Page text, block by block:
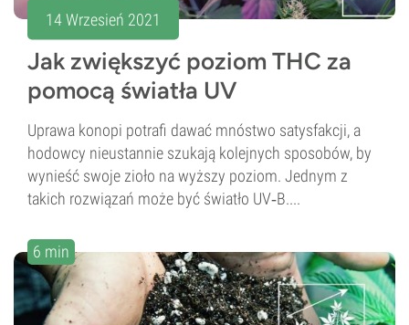
14 Wrzesień 2021
Jak zwiększyć poziom THC za
pomocą światła UV
Uprawa konopi potrafi dawać mnóstwo satysfakcji, a
hodowcy nieustannie szukają kolejnych sposobów, by
wynieść swoje zioło na wyższy poziom. Jednym z
takich rozwiązań może być światło UV‑B....
6 min